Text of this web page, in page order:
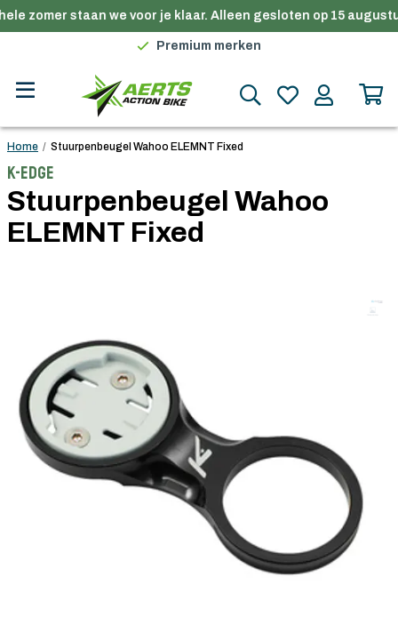
zomer staan we voor je klaar. Alleen gesloten op 15
Gratis verzending in België vanaf €100
Premium merken
Gratis verzending in België vanaf €100
Home / Stuurpenbeugel Wahoo ELEMNT Fixed
K-Edge
Stuurpenbeugel Wahoo
ELEMNT Fixed